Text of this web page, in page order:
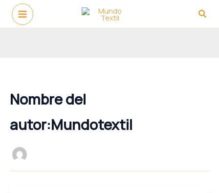
contenido
Nombre del
autor:Mundotextil